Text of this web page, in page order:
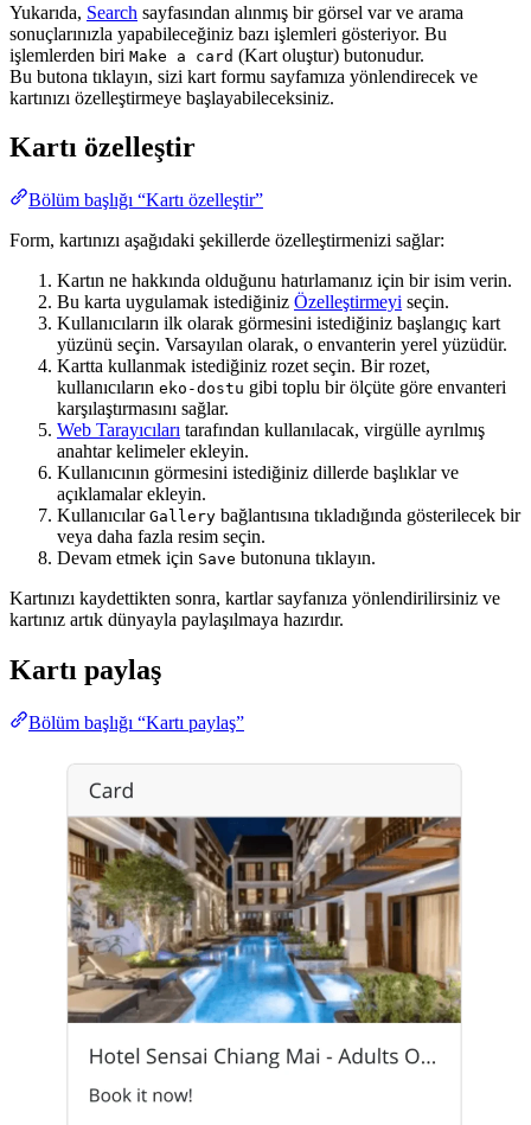
Yukarıda, Search sayfasından alınmış bir görsel var ve arama
sonuçlarınızla yapabileceğiniz bazı işlemleri gösteriyor. Bu
işlemlerden biri Make a card (Kart oluştur) butonudur.
Bu butona tıklayın, sizi kart formu sayfamıza yönlendirecek ve
kartınızı özelleştirmeye başlayabileceksiniz.
Kartı özelleştir
Bölüm başlığı “Kartı özelleştir”
Form, kartınızı aşağıdaki şekillerde özelleştirmenizi sağlar:
Kartın ne hakkında olduğunu hatırlamanız için bir isim verin.
Bu karta uygulamak istediğiniz Özelleştirmeyi seçin.
Kullanıcıların ilk olarak görmesini istediğiniz başlangıç kart
yüzünü seçin. Varsayılan olarak, o envanterin yerel yüzüdür.
Kartta kullanmak istediğiniz rozet seçin. Bir rozet,
kullanıcıların eko-dostu gibi toplu bir ölçüte göre envanteri
karşılaştırmasını sağlar.
Web Tarayıcıları tarafından kullanılacak, virgülle ayrılmış
anahtar kelimeler ekleyin.
Kullanıcının görmesini istediğiniz dillerde başlıklar ve
açıklamalar ekleyin.
Kullanıcılar Gallery bağlantısına tıkladığında gösterilecek bir
veya daha fazla resim seçin.
Devam etmek için Save butonuna tıklayın.
Kartınızı kaydettikten sonra, kartlar sayfanıza yönlendirilirsiniz ve
kartınız artık dünyayla paylaşılmaya hazırdır.
Kartı paylaş
Bölüm başlığı “Kartı paylaş”